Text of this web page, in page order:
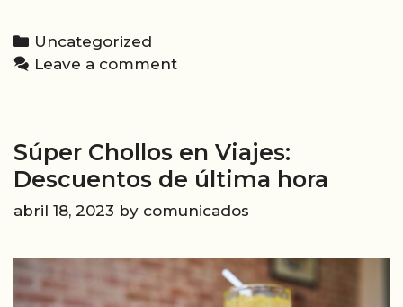
felicidad
en
estos
foros
unión
parejas
Categories
Uncategorized
Leave a comment
Súper Chollos en Viajes:
Descuentos de última hora
abril 18, 2023 by comunicados